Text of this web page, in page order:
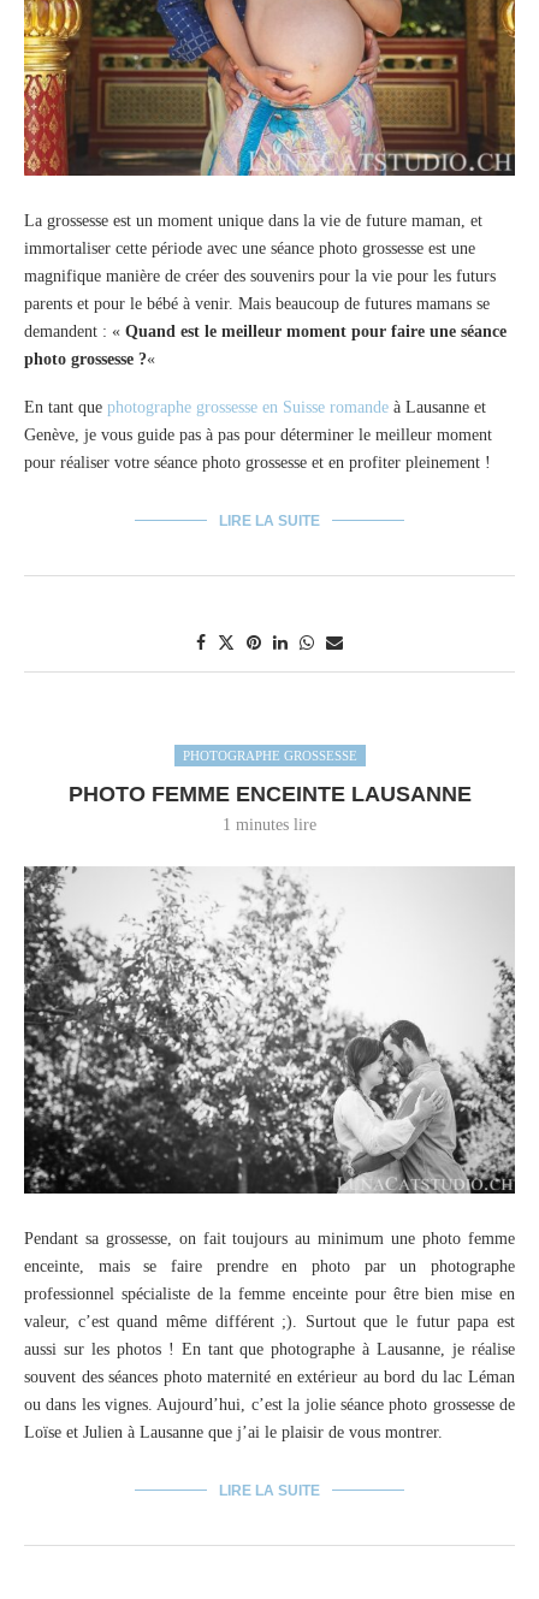
La grossesse est un moment unique dans la vie de future maman, et
immortaliser cette période avec une séance photo grossesse est une
magnifique manière de créer des souvenirs pour la vie pour les futurs
parents et pour le bébé à venir. Mais beaucoup de futures mamans se
demandent : « Quand est le meilleur moment pour faire une séance
photo grossesse ?«
En tant que photographe grossesse en Suisse romande à Lausanne et
Genève, je vous guide pas à pas pour déterminer le meilleur moment
pour réaliser votre séance photo grossesse et en profiter pleinement !
LIRE LA SUITE
PHOTOGRAPHE GROSSESSE
PHOTO FEMME ENCEINTE LAUSANNE
1 minutes lire
Pendant sa grossesse, on fait toujours au minimum une photo femme
enceinte, mais se faire prendre en photo par un photographe
professionnel spécialiste de la femme enceinte pour être bien mise en
valeur, c’est quand même différent ;). Surtout que le futur papa est
aussi sur les photos ! En tant que photographe à Lausanne, je réalise
souvent des séances photo maternité en extérieur au bord du lac Léman
ou dans les vignes. Aujourd’hui, c’est la jolie séance photo grossesse de
Loïse et Julien à Lausanne que j’ai le plaisir de vous montrer.
LIRE LA SUITE